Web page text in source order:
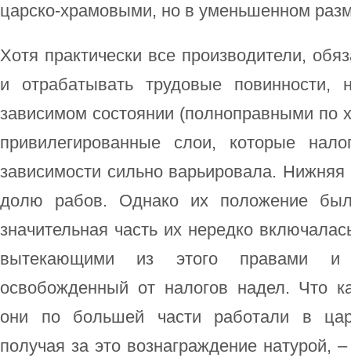
царско‑храмовыми, но в уменьшенном
Хотя практически все производители,
и отрабатывать трудовые повинности,
зависимом состоянии (полноправными по
привилегированные слои, которые
зависимости сильно варьировала.
долю рабов. Однако их положение
значительная часть их нередко
вытекающими из этого правами и
освобожденный от налогов надел. Что
они по большей части работали в
получая за это вознаграждение натурой,